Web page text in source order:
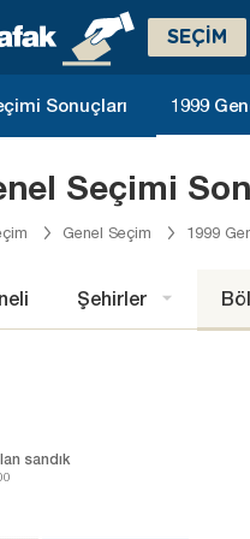
SEÇİM
Sonuçları 1999
Seçimi
Genel Seçim 1999
Şehirler
sandık